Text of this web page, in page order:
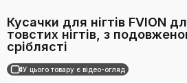
Кусачки для нігтів FVION
товстих нігтів, з
сріблясті
У цього товару є відео-огляд